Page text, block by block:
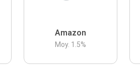
Amazon
Moy. 1.5%